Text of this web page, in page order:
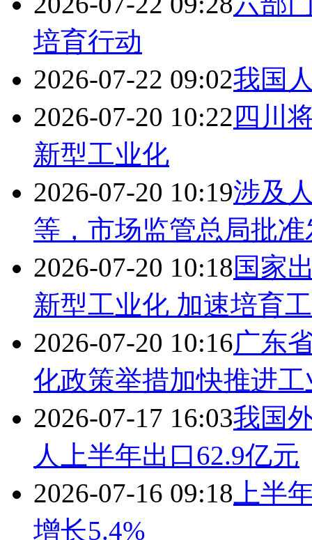
培育行动
2026-07-22 09:02我国
2026-07-20 10:22 四川
新型工业化
2026-07-20 10:19涉及
等，市场监管总局批
2026-07-20 10:18国家
新型工业化 加速培育
2026-07-20 10:16广东
化政策举措加快推进工
2026-07-17 16:03我国
人上半年出口62.9亿元
2026-07-16 09:18 上半
增长5.4%